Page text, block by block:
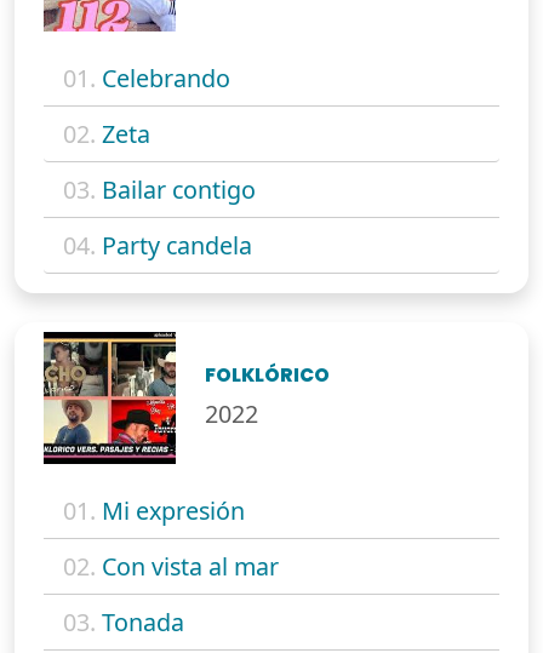
01. Celebrando
02. Zeta
03. Bailar contigo
04. Party candela
FOLKLÓRICO
2022
01. Mi expresión
02. Con vista al mar
03. Tonada